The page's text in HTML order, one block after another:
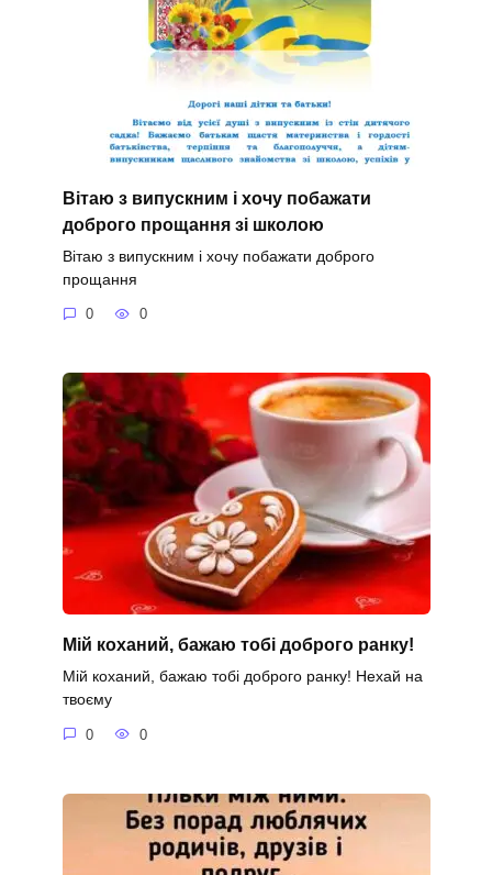
Вітаю з випускним і хочу побажати
доброго прощання зі школою
Вітаю з випускним і хочу побажати доброго
прощання
0 0
Мій коханий, бажаю тобі доброго ранку!
Мій коханий, бажаю тобі доброго ранку! Нехай на
твоєму
0 0